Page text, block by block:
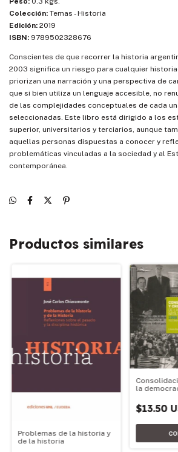
Colección: Temas - Historia
Edición: 2019
ISBN: 9789502328676
Conscientes de que recorrer la historia
2003 significa un riesgo para cualquier
priorizan una narración y una perspectiva de
que si bien utiliza un lenguaje accesible, no
de las complejidades conceptuales de cada
seleccionadas. Este libro está dirigido a los
superior, universitarios y terciarios, aunque
aquellas personas dispuestas a conocer y
problemáticas vinculadas a la sociedad y al
contemporánea.
Productos similares
Problemas de la historia y
de la historia
la
$13.50